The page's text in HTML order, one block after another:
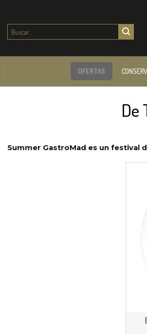
Buscar
por:
OFERTAS
De
Summer GastroMad es un festival